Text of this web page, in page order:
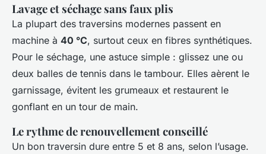
Lavage et séchage sans faux plis
La plupart des traversins modernes passent en
machine à 40 °C, surtout ceux en fibres synthétiques.
Pour le séchage, une astuce simple : glissez une ou
deux balles de tennis dans le tambour. Elles aèrent le
garnissage, évitent les grumeaux et restaurent le
gonflant en un tour de main.
Le rythme de renouvellement conseillé
Un bon traversin dure entre 5 et 8 ans, selon l’usage.